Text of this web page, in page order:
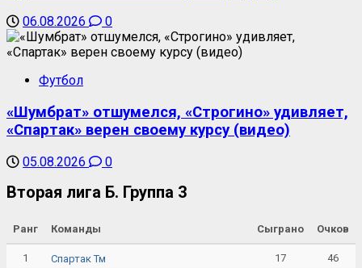
06.08.2026 0
Футбол
«Шумбрат» отшумелся, «Строгино» удивляет,
«Спартак» верен своему курсу (видео)
05.08.2026 0
Вторая лига Б. Группа 3
Ранг Команды Сыграно Очков
1 Спартак Тм 17 46